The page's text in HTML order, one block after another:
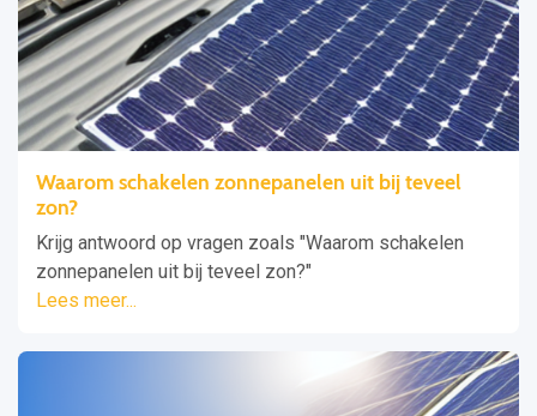
Waarom schakelen zonnepanelen uit bij teveel
zon?
Krijg antwoord op vragen zoals "Waarom schakelen
zonnepanelen uit bij teveel zon?"
Lees meer...